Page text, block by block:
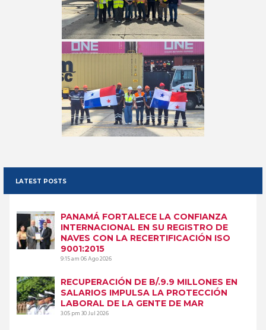
LATEST POSTS
PANAMÁ FORTALECE LA CONFIANZA
INTERNACIONAL EN SU REGISTRO DE
NAVES CON LA RECERTIFICACIÓN ISO
9001:2015
9:15 am06 Ago 2026
RECUPERACIÓN DE B/.9.9 MILLONES EN
SALARIOS IMPULSA LA PROTECCIÓN
LABORAL DE LA GENTE DE MAR
3:05 pm30 Jul 2026